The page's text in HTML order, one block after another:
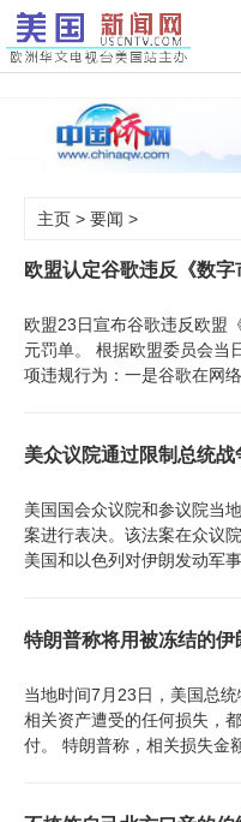
主页 > 要闻 >
欧盟认定谷歌违反《数
欧盟23日宣布谷歌违反欧盟
元罚单。 根据欧盟委员会当
项违规行为：一是谷歌在网
美众议院通过限制总统
美国国会众议院和参议院当
案进行表决。该法案在众议
美国和以色列对伊朗发动军
特朗普称将用被冻结的
当地时间7月23日，美国总
相关资产遭受的任何损失，
付。 特朗普称，相关损失金